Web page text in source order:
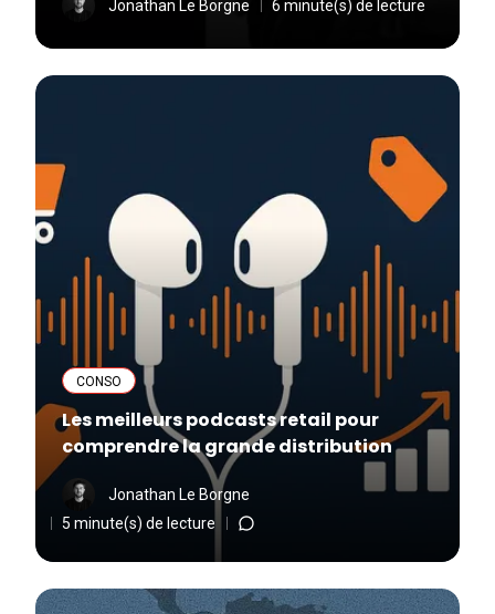
Jonathan Le Borgne 6 minute(s) de lecture
CONSO
Les meilleurs podcasts retail pour
comprendre la grande distribution
Jonathan Le Borgne
5 minute(s) de lecture